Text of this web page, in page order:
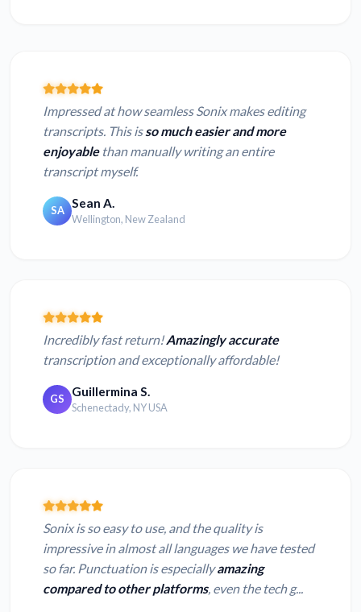
Impressed at how seamless Sonix makes editing
transcripts. This isso much easier and more
enjoyablethan manually writing an entire
transcript myself.
SA Sean A.
Wellington, New Zealand
Incredibly fast return!Amazingly accurate
transcription and exceptionally affordable!
GS Guillermina S.
Schenectady, NY USA
Sonix is so easy to use, and the quality is
impressive in almost all languages we have tested
so far. Punctuation is especiallyamazing
compared to other platforms, even the tech g...